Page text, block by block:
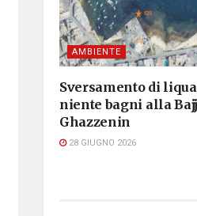
AMBIENTE
Sversamento di
niente bagni alla
Ghazzenin
28 GIUGNO 2026